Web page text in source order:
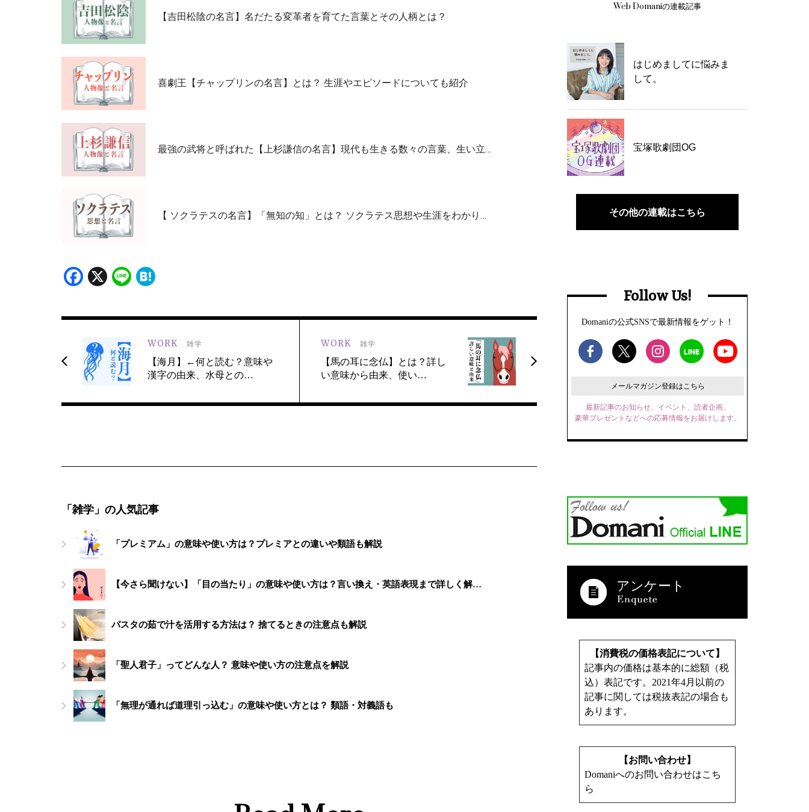
【吉田松陰の名言】名だたる変革者を育てた言葉とその人柄とは？
喜劇王【チャップリンの名言】とは？ 生涯やエピソードについても紹介
最強の武将と呼ばれた【上杉謙信の名言】現代も生きる数々の言葉、生い立…
【 ソクラテスの名言】「無知の知」とは？ ソクラテス思想や生涯をわかり…
Facebook
X Line
WORK 雑学
【海月】←何と読む？意味や
漢字の由来、水母との…
WORK 雑学
【馬の耳に念仏】とは？詳し
い意味から由来、使い…
「雑学」の人気記事
「プレミアム」の意味や使い方は？プレミアとの違いや類語も解説
【今さら聞けない】「目の当たり」の意味や使い方は？言い換え・英語表現まで詳しく解…
パスタの茹で汁を活用する方法は？ 捨てるときの注意点も解説
「聖人君子」ってどんな人？ 意味や使い方の注意点を解説
「無理が通れば道理引っ込む」の意味や使い方とは？ 類語・対義語も
Web Domaniの連載記事
はじめましてに悩みま
して。
宝塚歌劇団OG
その他の連載はこちら
Follow Us!
Domaniの公式SNSで最新情報をゲット！
メールマガジン登録はこちら
最新記事のお知らせ、イベント、読者企画、
豪華プレゼントなどへの応募情報をお届けします。
アンケート
【消費税の価格表記について】
記事内の価格は基本的に総額（税
込）表記です。2021年4月以前の
記事に関しては税抜表記の場合も
あります。
【お問い合わせ】
Domaniへのお問い合わせはこち
ら